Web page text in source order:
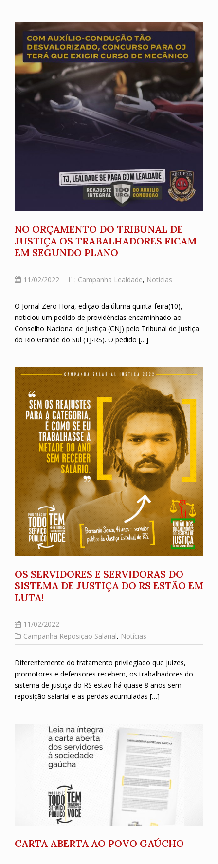
NO ORÇAMENTO DO TRIBUNAL DE
JUSTIÇA OS TRABALHADORES FICAM
EM SEGUNDO PLANO
11/02/2022 Campanha Lealdade, Notícias
O Jornal Zero Hora, edição da última quinta-feira(10),
noticiou um pedido de providências encaminhado ao
Conselho Nacional de Justiça (CNJ) pelo Tribunal de Justiça
do Rio Grande do Sul (TJ-RS). O pedido […]
OS SERVIDORES E SERVIDORAS DO
SISTEMA DE JUSTIÇA DO RS ESTÃO EM
LUTA!
11/02/2022
Campanha Reposição Salarial, Notícias
Diferentemente do tratamento privilegiado que juízes,
promotores e defensores recebem, os trabalhadores do
sistema de justiça do RS estão há quase 8 anos sem
reposição salarial e as perdas acumuladas […]
CARTA ABERTA AO POVO GAÚCHO